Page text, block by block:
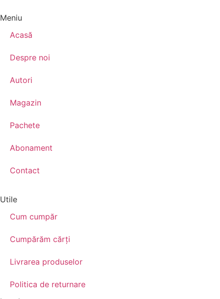
Meniu
Acasă
Despre noi
Autori
Magazin
Pachete
Abonament
Contact
Utile
Cum cumpăr
Cumpărăm cărţi
Livrarea produselor
Politica de returnare